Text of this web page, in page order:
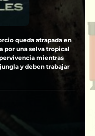
queda atrapada en
por una selva tropical
mientras
y deben trabajar